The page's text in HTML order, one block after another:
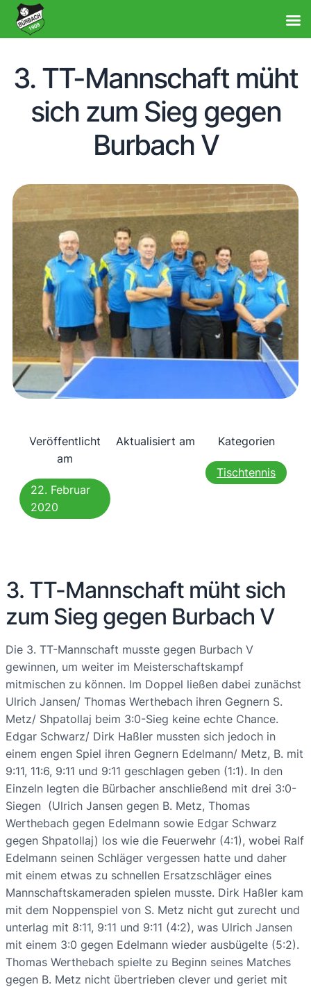
3. TT-Mannschaft müht
sich zum Sieg gegen
Burbach V
Veröffentlicht
am
22. Februar
2020
Aktualisiert am Kategorien
Tischtennis
3. TT-Mannschaft müht sich
zum Sieg gegen Burbach V
Die 3. TT-Mannschaft musste gegen Burbach V
gewinnen, um weiter im Meisterschaftskampf
mitmischen zu können. Im Doppel ließen dabei zunächst
Ulrich Jansen/ Thomas Werthebach ihren Gegnern S.
Metz/ Shpatollaj beim 3:0-Sieg keine echte Chance.
Edgar Schwarz/ Dirk Haßler mussten sich jedoch in
einem engen Spiel ihren Gegnern Edelmann/ Metz, B. mit
9:11, 11:6, 9:11 und 9:11 geschlagen geben (1:1). In den
Einzeln legten die Bürbacher anschließend mit drei 3:0-
Siegen (Ulrich Jansen gegen B. Metz, Thomas
Werthebach gegen Edelmann sowie Edgar Schwarz
gegen Shpatollaj) los wie die Feuerwehr (4:1), wobei Ralf
Edelmann seinen Schläger vergessen hatte und daher
mit einem etwas zu schnellen Ersatzschläger eines
Mannschaftskameraden spielen musste. Dirk Haßler kam
mit dem Noppenspiel von S. Metz nicht gut zurecht und
unterlag mit 8:11, 9:11 und 9:11 (4:2), was Ulrich Jansen
mit einem 3:0 gegen Edelmann wieder ausbügelte (5:2).
Thomas Werthebach spielte zu Beginn seines Matches
gegen B. Metz nicht übertrieben clever und geriet mit